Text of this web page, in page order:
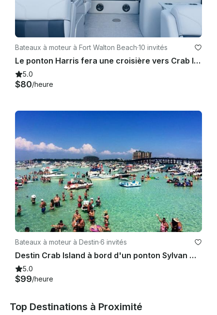
Bateaux à moteur à Fort Walton Beach·10 invités
Le ponton Harris fera une croisière vers Crab Island, le port de Destin et ses environs
5.0
$80/heure
Bateaux à moteur à Destin·6 invités
Destin Crab Island à bord d'un ponton Sylvan Mirage X-1 de 22 pieds avec capitaine
5.0
$99/heure
Top Destinations à Proximité